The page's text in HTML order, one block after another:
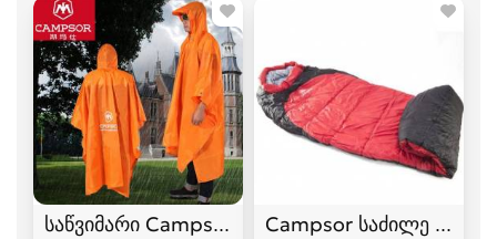
საწვიმარი Campsor Campsor საძილე